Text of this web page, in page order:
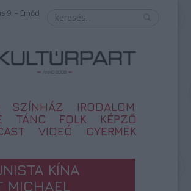
9. – Emőd
SZÍNHÁZ
IRODALOM
TÁNC FOLK
KÉPZŐ
VIDEÓ GYERMEK
KÍNA
MICHAEL